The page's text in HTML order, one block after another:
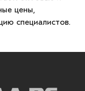
цены,
специалистов.